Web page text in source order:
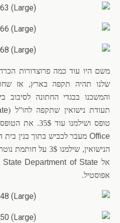
משם היו עוד כמה פרוצדורות
שלנו תהיה תקפה בארץ, אז
והמשכנו בבגדי החתונה לסיבוב
תעודת נישואין שתקפה לחו”ל (
טופס ושילמנו עוד 35$. את הטופס לקחנו אל ה-
Office מעבר לכביש בתוך בנין
הנישואין, שילמנו
אל State Department of State,
אפוסטיל.